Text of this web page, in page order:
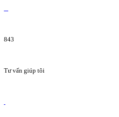
843
Tư vấn giúp tôi